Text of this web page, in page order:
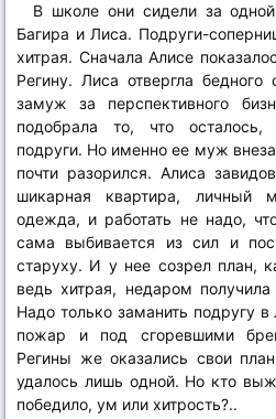
В школе они сидели за
Багира и Лиса. Подруги-
хитрая. Сначала Алисе
Регину. Лиса отвергла
замуж за перспективного
подобрала то, что
подруги. Но именно ее муж
почти разорился. Алиса
шикарная квартира, личный
одежда, и работать не надо,
сама выбивается из сил и
старуху. И у нее созрел план,
ведь хитрая, недаром
Надо только заманить подругу
пожар и под сгоревшими
Регины же оказались свои
удалось лишь одной. Но кто
победило, ум или хитрость?..